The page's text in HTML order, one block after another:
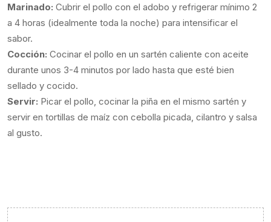
Marinado: Cubrir el pollo con el adobo y refrigerar mínimo 2
a 4 horas (idealmente toda la noche) para intensificar el
sabor.
Cocción: Cocinar el pollo en un sartén caliente con aceite
durante unos 3-4 minutos por lado hasta que esté bien
sellado y cocido.
Servir: Picar el pollo, cocinar la piña en el mismo sartén y
servir en tortillas de maíz con cebolla picada, cilantro y salsa
al gusto.